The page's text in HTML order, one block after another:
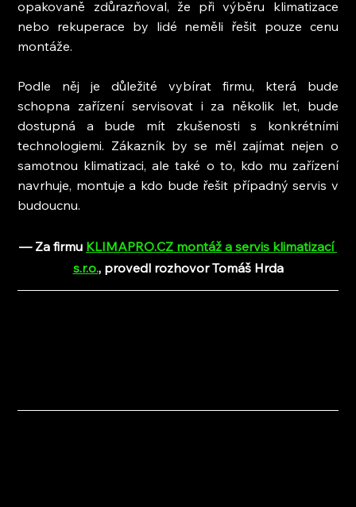
opakovaně zdůrazňoval, že při výběru klimatizace
nebo rekuperace by lidé neměli řešit pouze cenu
montáže.
Podle něj je důležité vybírat firmu, která bude
schopna zařízení servisovat i za několik let, bude
dostupná a bude mít zkušenosti s konkrétními
technologiemi. Zákazník by se měl zajímat nejen o
samotnou klimatizaci, ale také o to, kdo mu zařízení
navrhuje, montuje a kdo bude řešit případný servis v
budoucnu.
— Za firmu KLIMAPRO.CZ montáž a servis klimatizací
s.r.o., provedl rozhovor Tomáš Hrda